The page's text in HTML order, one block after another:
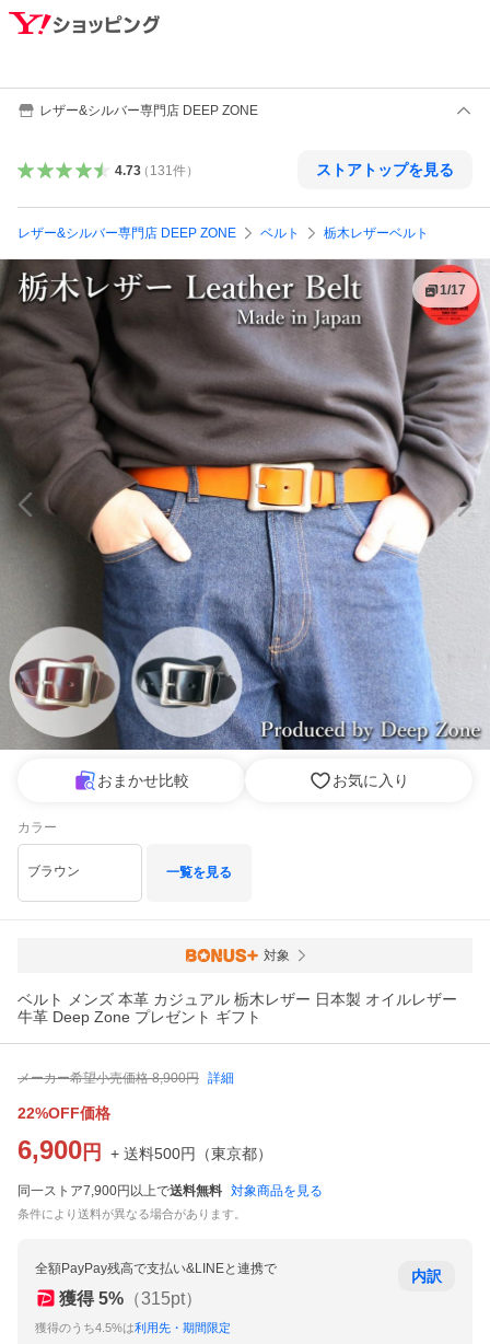
レザー&シルバー専門店 DEEP ZONE
4.73（ 131件） ストアトップを見る
レザー&シルバー専門店 DEEP ZONE ベルト 栃木レザーベルト
1/17
おまかせ比較 お気に入り
カラー
ブラウン 一覧を見る
対象
ベルト メンズ 本革 カジュアル 栃木レザー 日本製 オイルレザー
牛革 Deep Zone プレゼント ギフト
メーカー希望小売価格 8,900円 詳細
22%OFF価格
6,900 円 + 送料500円 （東京都）
同一ストア7,900円以上で送料無料 対象商品を見る
条件により送料が異なる場合があります。
全額PayPay残高で支払い&LINEと連携で
獲得 5% （315pt）
獲得のうち4.5%は利用先・期間限定
内訳